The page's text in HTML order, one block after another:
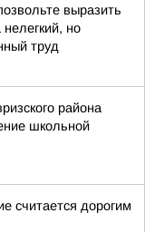
выразить
но
труд
района
школьной
считается дорогим